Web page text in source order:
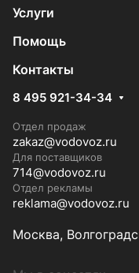
Услуги
Помощь
Контакты
8 495 921-34-34
Отдел продаж
zakaz@vodovoz.ru
Для поставщиков
714@vodovoz.ru
Отдел рекламы
reklama@vodovoz.ru
Москва,